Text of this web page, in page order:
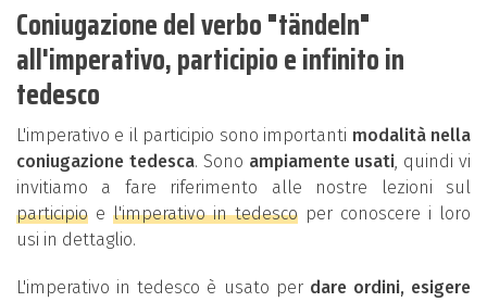
Coniugazione del verbo "tändeln"
all'imperativo, participio e infinito in
tedesco
L'imperativo e il participio sono importanti modalità nella
coniugazione tedesca. Sono ampiamente usati, quindi vi
invitiamo a fare riferimento alle nostre lezioni sul
participio e l'imperativo in tedesco per conoscere i loro
usi in dettaglio.
L'imperativo in tedesco è usato per dare ordini, esigere